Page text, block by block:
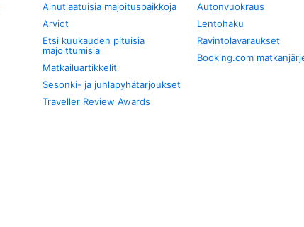
Ainutlaatuisia majoituspaikkoja
Arviot
Etsi kuukauden pituisia
majoittumisia
Matkailuartikkelit
Sesonki- ja juhlapyhätarjoukset
Traveller Review Awards
Autonvuokraus
Lentohaku
Ravintolavaraukset
Booking.com